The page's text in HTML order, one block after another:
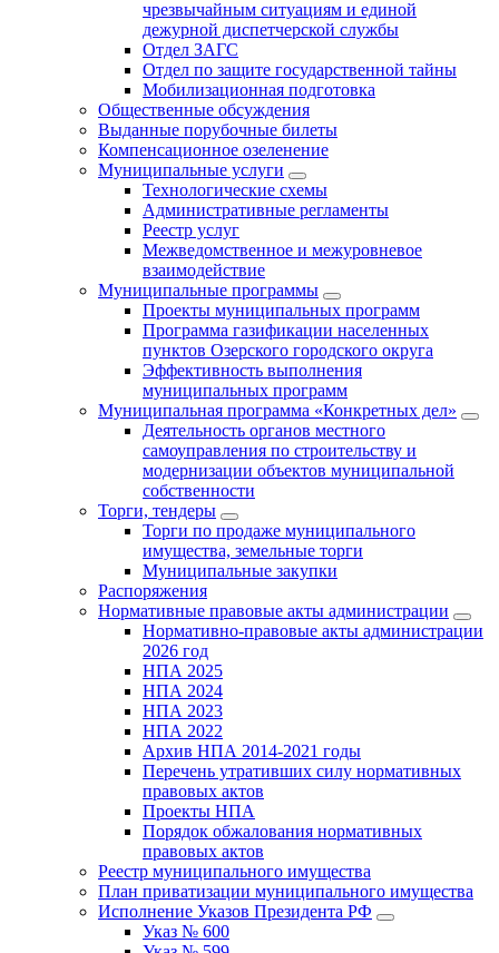
чрезвычайным ситуациям и единой
дежурной диспетчерской службы
Отдел ЗАГС
Отдел по защите государственной тайны
Мобилизационная подготовка
Общественные обсуждения
Выданные порубочные билеты
Компенсационное озеленение
Муниципальные услуги
Технологические схемы
Административные регламенты
Реестр услуг
Межведомственное и межуровневое
взаимодействие
Муниципальные программы
Проекты муниципальных программ
Программа газификации населенных
пунктов Озерского городского округа
Эффективность выполнения
муниципальных программ
Муниципальная программа «Конкретных дел»
Деятельность органов местного
самоуправления по строительству и
модернизации объектов муниципальной
собственности
Торги, тендеры
Торги по продаже муниципального
имущества, земельные торги
Муниципальные закупки
Распоряжения
Нормативные правовые акты администрации
Нормативно-правовые акты администрации
2026 год
НПА 2025
НПА 2024
НПА 2023
НПА 2022
Архив НПА 2014-2021 годы
Перечень утративших силу нормативных
правовых актов
Проекты НПА
Порядок обжалования нормативных
правовых актов
Реестр муниципального имущества
План приватизации муниципального имущества
Исполнение Указов Президента РФ
Указ № 600